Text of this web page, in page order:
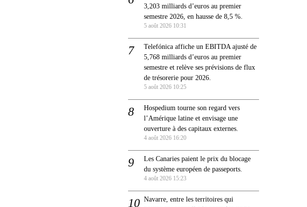
3,203 milliards d’euros au premier
semestre 2026, en hausse de 8,5 %.
5 août 2026 10:31
Telefónica affiche un EBITDA ajusté de
5,768 milliards d’euros au premier
semestre et relève ses prévisions de flux
de trésorerie pour 2026.
5 août 2026 10:25
Hospedium tourne son regard vers
l’Amérique latine et envisage une
ouverture à des capitaux externes.
4 août 2026 16:20
Les Canaries paient le prix du blocage
du système européen de passeports.
4 août 2026 15:23
Navarre, entre les territoires qui